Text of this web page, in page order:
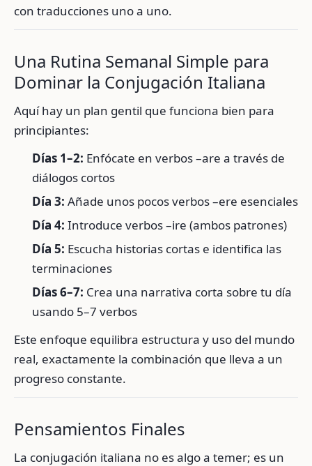
con traducciones uno a uno.
Una Rutina Semanal Simple para
Dominar la Conjugación Italiana
Aquí hay un plan gentil que funciona bien para
principiantes:
Días 1–2: Enfócate en verbos –are a través de
diálogos cortos
Día 3: Añade unos pocos verbos –ere esenciales
Día 4: Introduce verbos –ire (ambos patrones)
Día 5: Escucha historias cortas e identifica las
terminaciones
Días 6–7: Crea una narrativa corta sobre tu día
usando 5–7 verbos
Este enfoque equilibra estructura y uso del mundo
real, exactamente la combinación que lleva a un
progreso constante.
Pensamientos Finales
La conjugación italiana no es algo a temer; es un